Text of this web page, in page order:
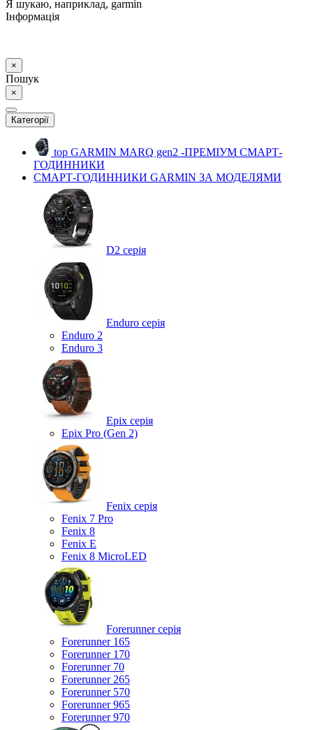
Я шукаю, наприклад, garmin
Інформація
×
Пошук
×
Категорії
top GARMIN MARQ gen2 -ПРЕМІУМ СМАРТ-
ГОДИННИКИ
СМАРТ-ГОДИННИКИ GARMIN ЗА МОДЕЛЯМИ
D2 серія
Enduro серія
Enduro 2
Enduro 3
Epix серія
Epix Pro (Gen 2)
Fenix серія
Fenix 7 Pro
Fenix 8
Fenix ​​E
Fenix 8 MicroLED
Forerunner серія
Forerunner 165
Forerunner 170
Forerunner 70
Forerunner 265
Forerunner 570
Forerunner 965
Forerunner 970